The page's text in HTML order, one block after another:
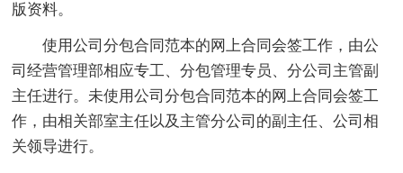
版资料。
使用公司分包合同范本的网上合同会签工作，由公
司经营管理部相应专工、分包管理专员、分公司主管副
主任进行。未使用公司分包合同范本的网上合同会签工
作，由相关部室主任以及主管分公司的副主任、公司相
关领导进行。